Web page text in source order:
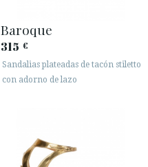
Baroque
315 €
Sandalias plateadas de tacón stiletto
con adorno de lazo